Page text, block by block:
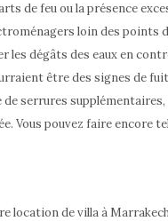
de feu ou la présence
loin des points
les dégâts des eaux en
être des signes de
serrures supplémentaires,
Vous pouvez faire encore
location de villa à